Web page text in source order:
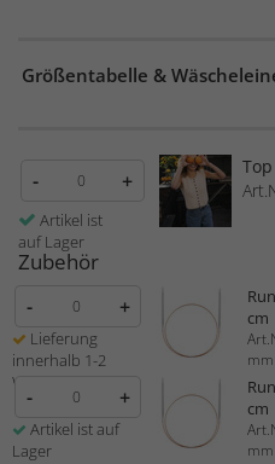
Größentabelle &
- +
Artikel ist
auf Lager
Zubehör
- +
Lieferung
innerhalb 1-2
Wochen
cm
mm
- +
Artikel ist auf
Lager
cm
mm